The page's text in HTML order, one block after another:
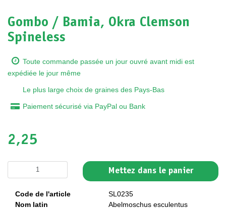
Gombo / Bamia, Okra Clemson
Spineless
Toute commande passée un jour ouvré avant midi est
expédiée le jour même
Le plus large choix de graines des Pays-Bas
Paiement sécurisé via PayPal ou Bank
2,25
Mettez dans le panier
Code de l'article
SL0235
Nom latin
Abelmoschus esculentus